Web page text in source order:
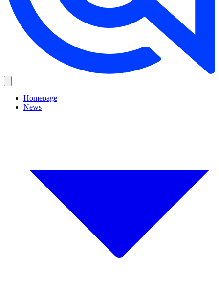
Homepage
News